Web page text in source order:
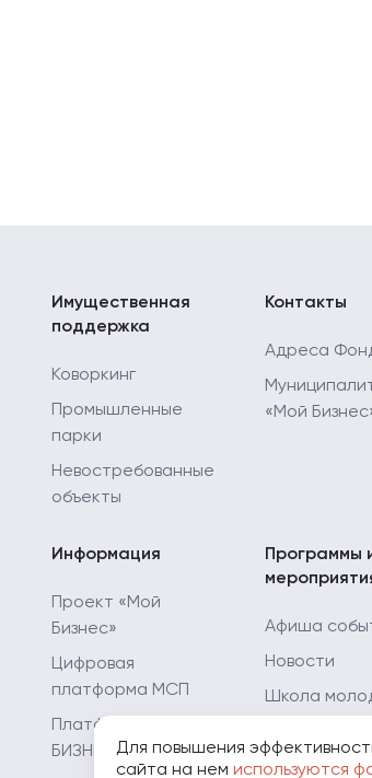
Имущественная
поддержка
Коворкинг
Промышленные
парки
Невостребованные
объекты
Информация
Проект «Мой
Бизнес»
Цифровая
платформа МСП
Платформа «ЗA
БИЗНЕС.РФ»
Контакты
Адреса
«Мой
Программы
Афиша
Новости
Школа
Мой Огород
Для повышения
сайта на нем используются